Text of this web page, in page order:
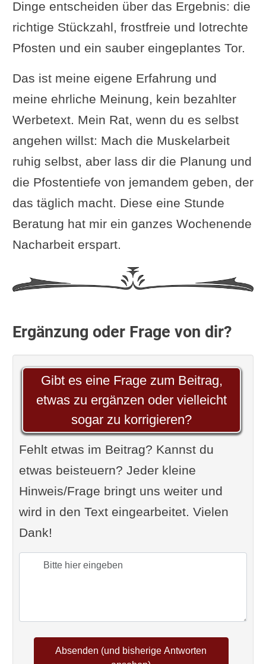
Dinge entscheiden über das Ergebnis: die
richtige Stückzahl, frostfreie und lotrechte
Pfosten und ein sauber eingeplantes Tor.
Das ist meine eigene Erfahrung und
meine ehrliche Meinung, kein bezahlter
Werbetext. Mein Rat, wenn du es selbst
angehen willst: Mach die Muskelarbeit
ruhig selbst, aber lass dir die Planung und
die Pfostentiefe von jemandem geben, der
das täglich macht. Diese eine Stunde
Beratung hat mir ein ganzes Wochenende
Nacharbeit erspart.
Ergänzung oder Frage von dir?
Gibt es eine Frage zum Beitrag,
etwas zu ergänzen oder vielleicht
sogar zu korrigieren?
Fehlt etwas im Beitrag? Kannst du
etwas beisteuern? Jeder kleine
Hinweis/Frage bringt uns weiter und
wird in den Text eingearbeitet. Vielen
Dank!